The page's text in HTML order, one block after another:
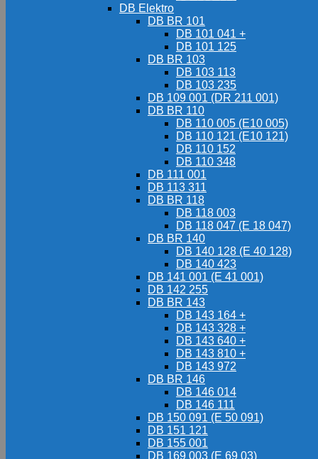
DB Elektro
DB BR 101
DB 101 041 +
DB 101 125
DB BR 103
DB 103 113
DB 103 235
DB 109 001 (DR 211 001)
DB BR 110
DB 110 005 (E10 005)
DB 110 121 (E10 121)
DB 110 152
DB 110 348
DB 111 001
DB 113 311
DB BR 118
DB 118 003
DB 118 047 (E 18 047)
DB BR 140
DB 140 128 (E 40 128)
DB 140 423
DB 141 001 (E 41 001)
DB 142 255
DB BR 143
DB 143 164 +
DB 143 328 +
DB 143 640 +
DB 143 810 +
DB 143 972
DB BR 146
DB 146 014
DB 146 111
DB 150 091 (E 50 091)
DB 151 121
DB 155 001
DB 169 003 (E 69 03)